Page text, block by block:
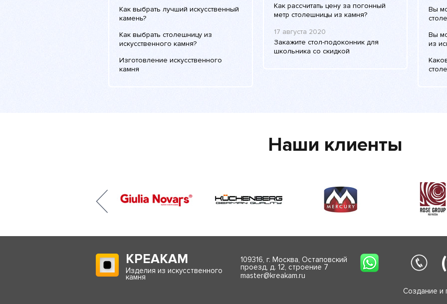
Как выбрать лучший искусственный
камень?
Как выбрать столешницу из
искусственного камня?
Изготовление искусственного
камня
Как рассчитать цену за погонный
метр столешницы из камня?
17 августа 2020
Закажите стол-подоконник для
школьника со скидкой
Вы
Вы
из
Наши клиенты
КРЕАКАМ
Изделия из искусственного
камня
109316, г. Москва, Остаповский
проезд, д. 12, строение 7
master@kreakam.ru
Создание и